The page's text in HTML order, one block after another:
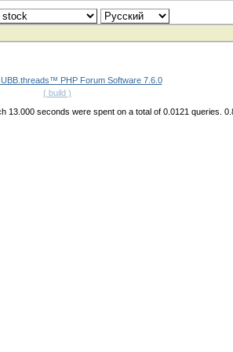
PHP Forum Software 7.6.0
( build )
13.000 seconds were spent on a total of 0.0121 queries.